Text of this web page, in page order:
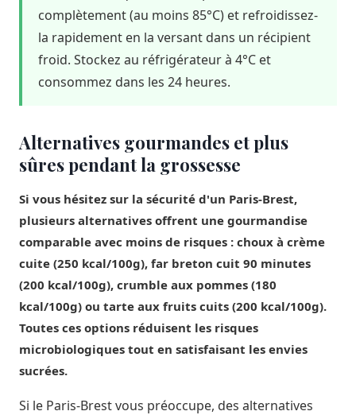
complètement (au moins 85°C) et refroidissez-
la rapidement en la versant dans un récipient
froid. Stockez au réfrigérateur à 4°C et
consommez dans les 24 heures.
Alternatives gourmandes et plus
sûres pendant la grossesse
Si vous hésitez sur la sécurité d'un Paris-Brest,
plusieurs alternatives offrent une gourmandise
comparable avec moins de risques : choux à crème
cuite (250 kcal/100g), far breton cuit 90 minutes
(200 kcal/100g), crumble aux pommes (180
kcal/100g) ou tarte aux fruits cuits (200 kcal/100g).
Toutes ces options réduisent les risques
microbiologiques tout en satisfaisant les envies
sucrées.
Si le Paris-Brest vous préoccupe, des alternatives